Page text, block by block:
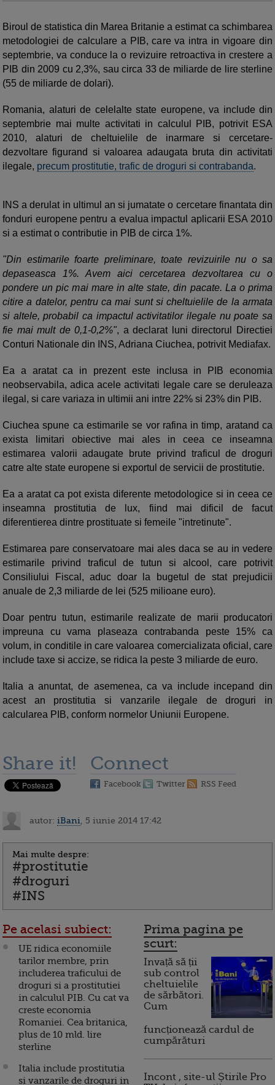
Biroul de statistica din Marea Britanie a estimat ca schimbarea
metodologiei de calculare a PIB, care va intra in vigoare din
septembrie, va conduce la o revizuire retroactiva in crestere a
PIB din 2009 cu 2,3%, sau circa 33 de miliarde de lire sterline
(55 de miliarde de dolari).
Romania, alaturi de celelalte state europene, va include din
septembrie mai multe activitati in calculul PIB, potrivit ESA
2010, alaturi de cheltuielile de inarmare si cercetare-
dezvoltare figurand si valoarea adaugata bruta din activitati
ilegale, precum prostitutie, trafic de droguri si contrabanda.
INS a derulat in ultimul an si jumatate o cercetare finantata din
fonduri europene pentru a evalua impactul aplicarii ESA 2010
si a estimat o contributie in PIB de circa 1%.
"Din estimarile foarte preliminare, toate revizuirile nu o sa
depaseasca 1%. Avem aici cercetarea dezvoltarea cu o
pondere un pic mai mare in alte state, din pacate. La o prima
citire a datelor, pentru ca mai sunt si cheltuielile de la armata
si altele, probabil ca impactul activitatilor ilegale nu poate sa
fie mai mult de 0,1-0,2%", a declarat luni directorul Directiei
Conturi Nationale din INS, Adriana Ciuchea, potrivit Mediafax.
Ea a aratat ca in prezent este inclusa in PIB economia
neobservabila, adica acele activitati legale care se deruleaza
ilegal, si care variaza in ultimii ani intre 22% si 23% din PIB.
Ciuchea spune ca estimarile se vor rafina in timp, aratand ca
exista limitari obiective mai ales in ceea ce inseamna
estimarea valorii adaugate brute privind traficul de droguri
catre alte state europene si exportul de servicii de prostitutie.
Ea a aratat ca pot exista diferente metodologice si in ceea ce
inseamna prostitutia de lux, fiind mai dificil de facut
diferentierea dintre prostituate si femeile "intretinute".
Estimarea pare conservatoare mai ales daca se au in vedere
estimarile privind traficul de tutun si alcool, care potrivit
Consiliului Fiscal, aduc doar la bugetul de stat prejudicii
anuale de 2,3 miliarde de lei (525 milioane euro).
Doar pentru tutun, estimarile realizate de marii producatori
impreuna cu vama plaseaza contrabanda peste 15% ca
volum, in conditile in care valoarea comercializata oficial, care
include taxe si accize, se ridica la peste 3 miliarde de euro.
Italia a anuntat, de asemenea, ca va include incepand din
acest an prostitutia si vanzarile ilegale de droguri in
calcularea PIB, conform normelor Uniunii Europene.
Share it! Connect
Facebook Twitter RSS Feed
autor: iBani , 5 iunie 2014 17:42
Mai multe despre:
#prostitutie
#droguri
#INS
Pe acelasi subiect:
UE ridica economiile
tarilor membre, prin
includerea traficului de
droguri si a prostitutiei
in calculul PIB. Cu cat va
creste economia
Romaniei. Cea britanica,
plus de 10 mld. lire
sterline
Italia include prostitutia
si vanzarile de droguri in
Prima pagina pe
scurt:
Invață să ții
sub control
cheltuielile
de sărbători.
Cum
funcționează cardul de
cumpărături
Incont , site-ul Știrile Pro